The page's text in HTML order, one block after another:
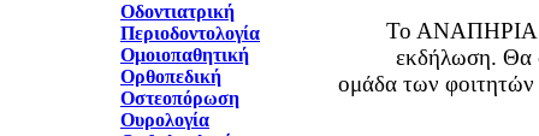
Οδοντιατρική
Περιοδοντολογία
Ομοιοπαθητική
Ορθοπεδική
Οστεοπόρωση
Ουρολογία
Το ΑΝΑΠΗΡΙΑ
εκδήλωση. Θα
ομάδα των φοιτητών